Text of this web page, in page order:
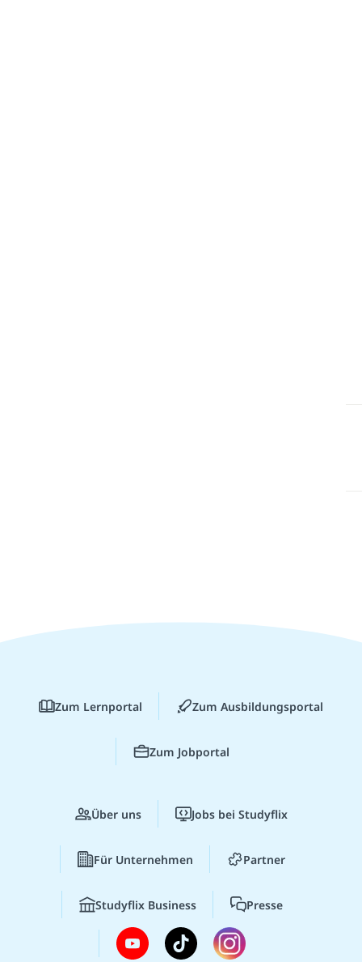
Zum Lernportal Zum Ausbildungsportal
Zum Jobportal
Über uns Jobs bei Studyflix
Für Unternehmen Partner
Studyflix Business Presse